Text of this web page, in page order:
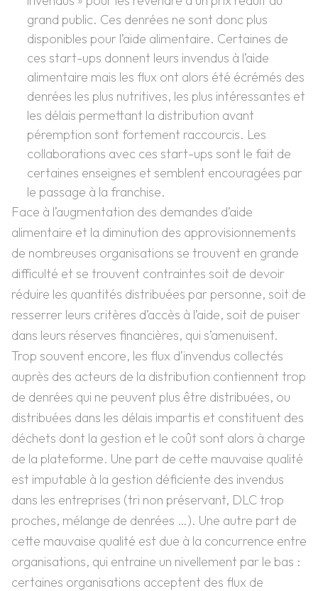
grand public. Ces denrées ne sont donc plus
disponibles pour l’aide alimentaire. Certaines de
ces start-ups donnent leurs invendus à l’aide
alimentaire mais les flux ont alors été écrémés des
denrées les plus nutritives, les plus intéressantes et
les délais permettant la distribution avant
péremption sont fortement raccourcis. Les
collaborations avec ces start-ups sont le fait de
certaines enseignes et semblent encouragées par
le passage à la franchise.
Face à l’augmentation des demandes d’aide
alimentaire et la diminution des approvisionnements
de nombreuses organisations se trouvent en grande
difficulté et se trouvent contraintes soit de devoir
réduire les quantités distribuées par personne, soit de
resserrer leurs critères d’accès à l’aide, soit de puiser
dans leurs réserves financières, qui s’amenuisent.
Trop souvent encore, les flux d’invendus collectés
auprès des acteurs de la distribution contiennent trop
de denrées qui ne peuvent plus être distribuées, ou
distribuées dans les délais impartis et constituent des
déchets dont la gestion et le coût sont alors à charge
de la plateforme. Une part de cette mauvaise qualité
est imputable à la gestion déficiente des invendus
dans les entreprises (tri non préservant, DLC trop
proches, mélange de denrées …). Une autre part de
cette mauvaise qualité est due à la concurrence entre
organisations, qui entraine un nivellement par le bas :
certaines organisations acceptent des flux de